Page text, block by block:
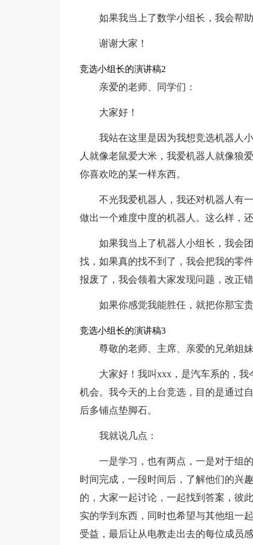
如果我当上了数学小组长，我会帮
谢谢大家！
竞选小组长的演讲稿2
亲爱的老师、同学们：
大家好！
我站在这里是因为我想竞选机器人
人就像老鼠爱大米，我爱机器人就像狼
你喜欢吃的某一样东西。
不光我爱机器人，我还对机器人有
做出一个难度中度的机器人。这么样，
如果我当上了机器人小组长，我会
找，如果真的找不到了，我会把我的零
报废了，我会领着大家发现问题，改正错
如果你感觉我能胜任，就把你那宝
竞选小组长的演讲稿3
尊敬的老师、主席、亲爱的兄弟姐妹
大家好！我叫xxx，是汽车系的，
机会。我今天的上台竞选，目的是通过
后多铺点垫脚石。
我就说几点：
一是学习，也有两点，一是对于组
时间完成，一段时间后，了解他们的兴
的，大家一起讨论，一起找到答案，彼
实的学到东西，同时也希望与其他组一
受益，最后让从电教走出去的每位成员